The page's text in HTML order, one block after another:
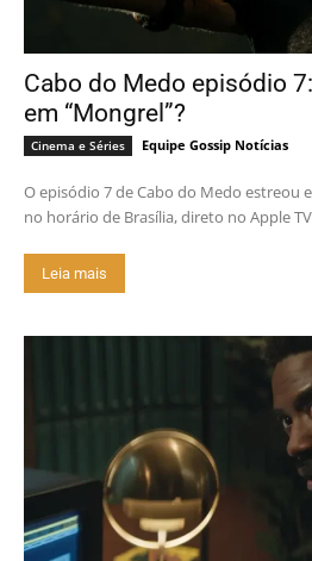
Cabo do Medo episódio
em “Mongrel”?
Cinema e Séries Equipe Gossip Notícias
O episódio 7 de Cabo do Medo estreou
no horário de Brasília, direto no Apple
Leia mais